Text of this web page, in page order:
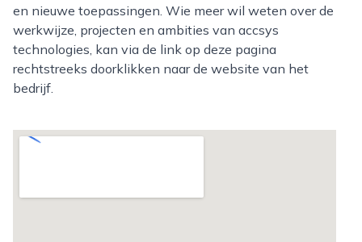
en nieuwe toepassingen. Wie meer wil weten over de
werkwijze, projecten en ambities van accsys
technologies, kan via de link op deze pagina
rechtstreeks doorklikken naar de website van het
bedrijf.